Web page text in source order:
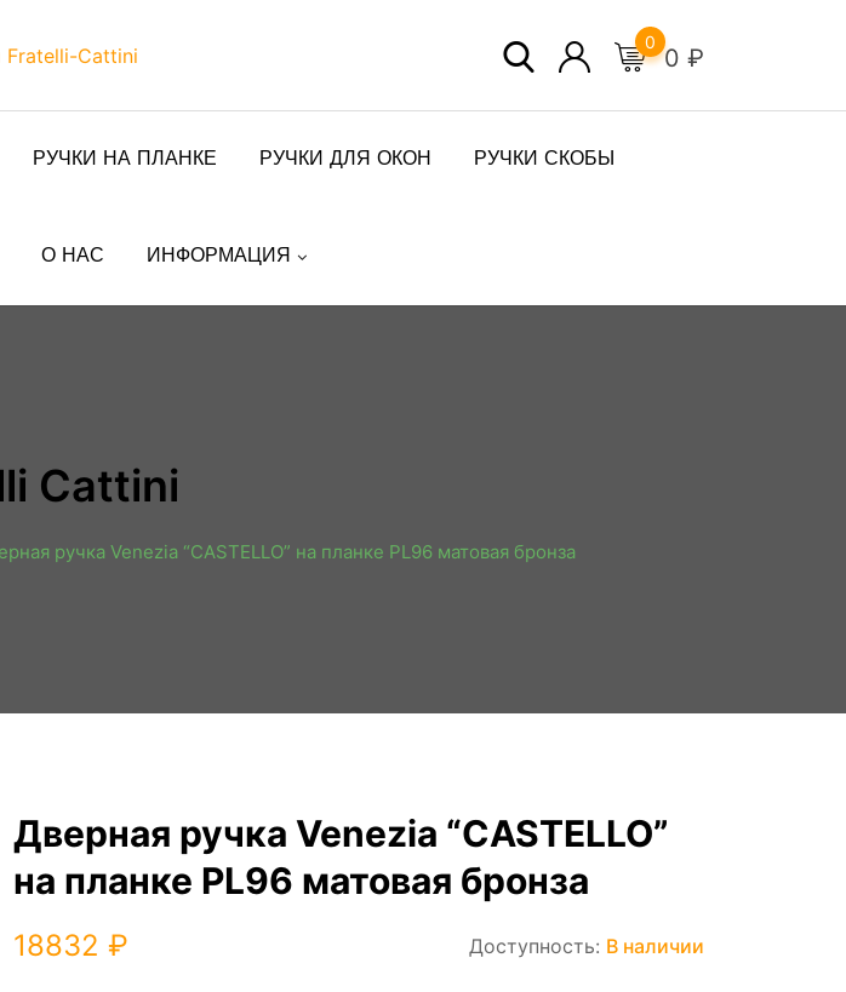
0 ₽
0
РУЧКИ НА ПЛАНКЕ РУЧКИ ДЛЯ ОКОН РУЧКИ СКОБЫ
О НАС ИНФОРМАЦИЯ
Cattini
ручка Venezia “CASTELLO” на планке PL96 матовая бронза
Дверная ручка Venezia “CASTELLO”
на планке PL96 матовая бронза
18832 ₽ Доступность: В наличии